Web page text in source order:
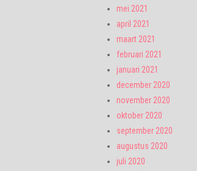
mei 2021
april 2021
maart 2021
februari 2021
januari 2021
december 2020
november 2020
oktober 2020
september 2020
augustus 2020
juli 2020